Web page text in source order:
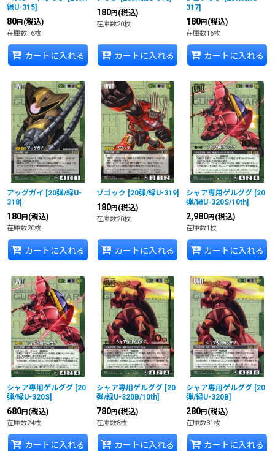
緑U-315]
80円 (税込)
在庫数16枚
カートに入れる
180円 (税込)
在庫数20枚
カートに入れる
317]
180円 (税込)
在庫数16枚
カートに入れる
アッグガイ [20弾/緑U-
318]
180円 (税込)
在庫数20枚
カートに入れる
ゾゴック [20弾/緑U-319]
180円 (税込)
在庫数20枚
カートに入れる
シャア専用ゲルググ [20
弾/緑U-320S/10th]
2,980円 (税込)
在庫数1枚
カートに入れる
シャア専用ゲルググ [20
弾/緑U-320S]
680円 (税込)
在庫数24枚
カートに入れる
シャア専用ゲルググ [20
弾/緑U-320B/10th]
780円 (税込)
在庫数8枚
カートに入れる
シャア専用ゲルググ [20
弾/緑U-320B]
280円 (税込)
在庫数31枚
カートに入れる